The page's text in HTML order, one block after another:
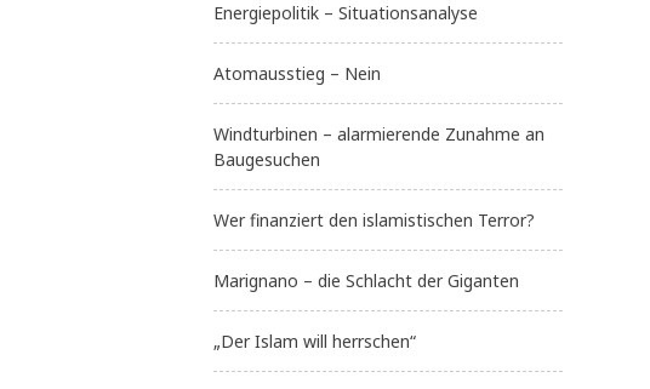
Energiepolitik – Situationsanalyse
Atomausstieg – Nein
Windturbinen – alarmierende Zunahme an
Baugesuchen
Wer finanziert den islamistischen Terror?
Marignano – die Schlacht der Giganten
„Der Islam will herrschen“